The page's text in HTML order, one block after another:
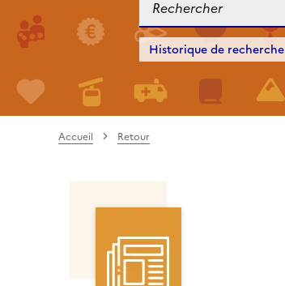
Historique de recherche
Accueil Retour